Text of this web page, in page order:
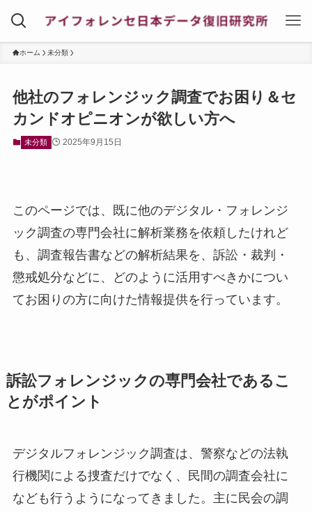
ホーム 未分類
他社のフォレンジック調査でお困り＆セ
カンドオピニオンが欲しい方へ
未分類 2025年9月15日
このページでは、既に他のデジタル・フォレンジ
ック調査の専門会社に解析業務を依頼したけれど
も、調査報告書などの解析結果を、訴訟・裁判・
懲戒処分などに、どのように活用すべきかについ
てお困りの方に向けた情報提供を行っています。
訴訟フォレンジックの専門会社であるこ
とがポイント
デジタルフォレンジック調査は、警察などの法執
行機関による捜査だけでなく、民間の調査会社に
なども行うようになってきました。主に民会の調